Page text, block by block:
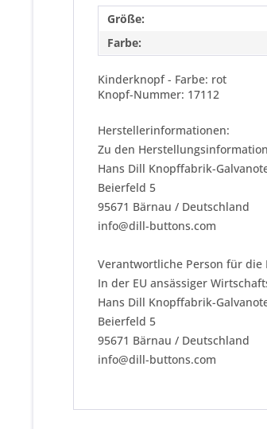
Größe:
Farbe:
Kinderknopf - Farbe: rot
Knopf-Nummer: 17112
Herstellerinformationen:
Zu den
Hans Dill Knopffabrik-
Beierfeld 5
95671 Bärnau / Deutschland
info@dill-buttons.com
Verantwortliche Person für die
In der EU ansässiger
Hans Dill Knopffabrik-
Beierfeld 5
95671 Bärnau / Deutschland
info@dill-buttons.com